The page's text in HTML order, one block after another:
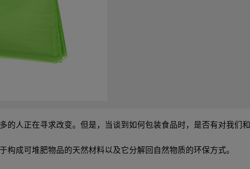
人正在寻求改变。但是，当谈到如何包装食品时，是否有对我们
成可堆肥物品的天然材料以及它分解回自然物质的环保方式。